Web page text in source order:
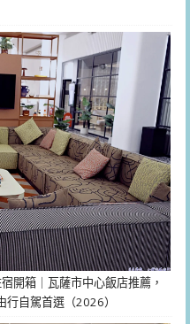
開箱｜瓦薩市中心飯店推薦，
自駕首選（2026）